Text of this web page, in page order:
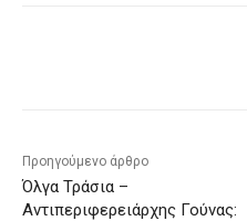
Προηγούμενο άρθρο
Όλγα Τράσια –
Αντιπεριφερειάρχης Γούνας: